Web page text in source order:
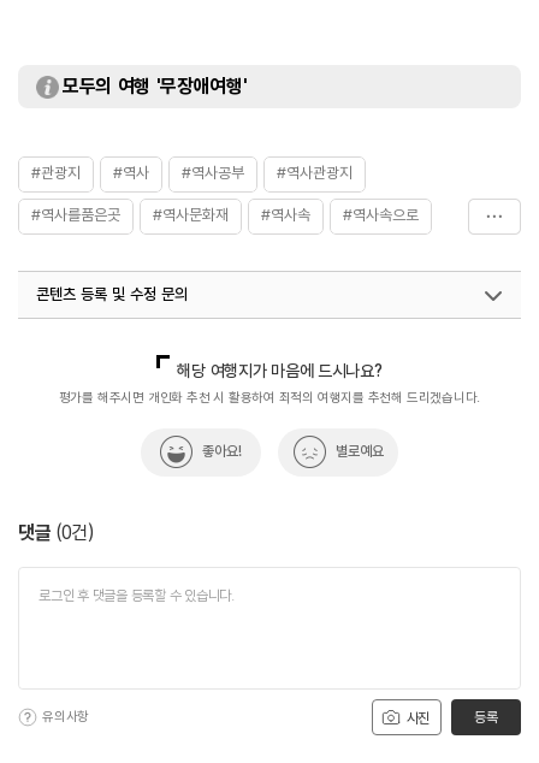
모두의 여행 '무장애여행'
#관광지 #역사 #역사공부 #역사관광지
#역사를품은곳 #역사문화재 #역사속 #역사속으로
#역사탐험
콘텐츠 등록 및 수정 문의
해당 여행지가 마음에 드시나요?
평가를 해주시면 개인화 추천 시 활용하여 최적의 여행지를 추천해 드리겠습니다.
좋아요! 별로예요
댓글 (0건)
사진
유의사항 등록